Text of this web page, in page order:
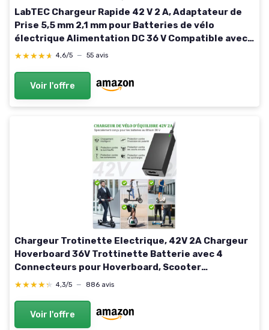
LabTEC Chargeur Rapide 42 V 2 A, Adaptateur de
Prise 5,5 mm 2,1 mm pour Batteries de vélo
électrique Alimentation DC 36 V Compatible avec
Gotrax GXL G2 V2 S2 APEX Cityscape GKS D1
★★★★★
★★★★★ 4,6/5 — 55 avis
Voir l'offre
Chargeur Trotinette Electrique, 42V 2A Chargeur
Hoverboard 36V Trottinette Batterie avec 4
Connecteurs pour Hoverboard, Scooter
Électrique, Planche à Dérive, Xiaomi M365/Pro 2
★★★★★
★★★★★ 4,3/5 — 886 avis
Voir l'offre